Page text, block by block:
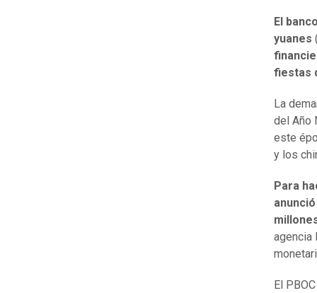
El
yuanes
fiestas
La
del Año
este
y los
Para
agencia
El